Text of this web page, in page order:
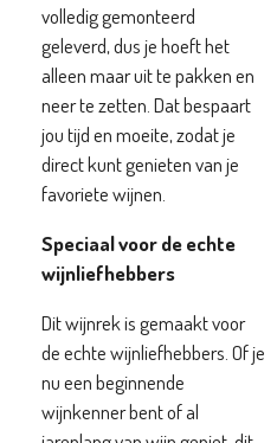
volledig gemonteerd
geleverd, dus je hoeft het
alleen maar uit te pakken en
neer te zetten. Dat bespaart
jou tijd en moeite, zodat je
direct kunt genieten van je
favoriete wijnen.
Speciaal voor de echte
wijnliefhebbers
Dit wijnrek is gemaakt voor
de echte wijnliefhebbers. Of je
nu een beginnende
wijnkenner bent of al